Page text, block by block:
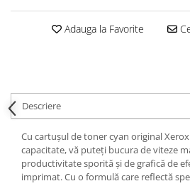
Adauga la Favorite
Descriere
Cu cartușul de toner cyan original
capacitate, vă puteți bucura de viteze
productivitate sporită și de grafică de
imprimat. Cu o formulă care reflectă